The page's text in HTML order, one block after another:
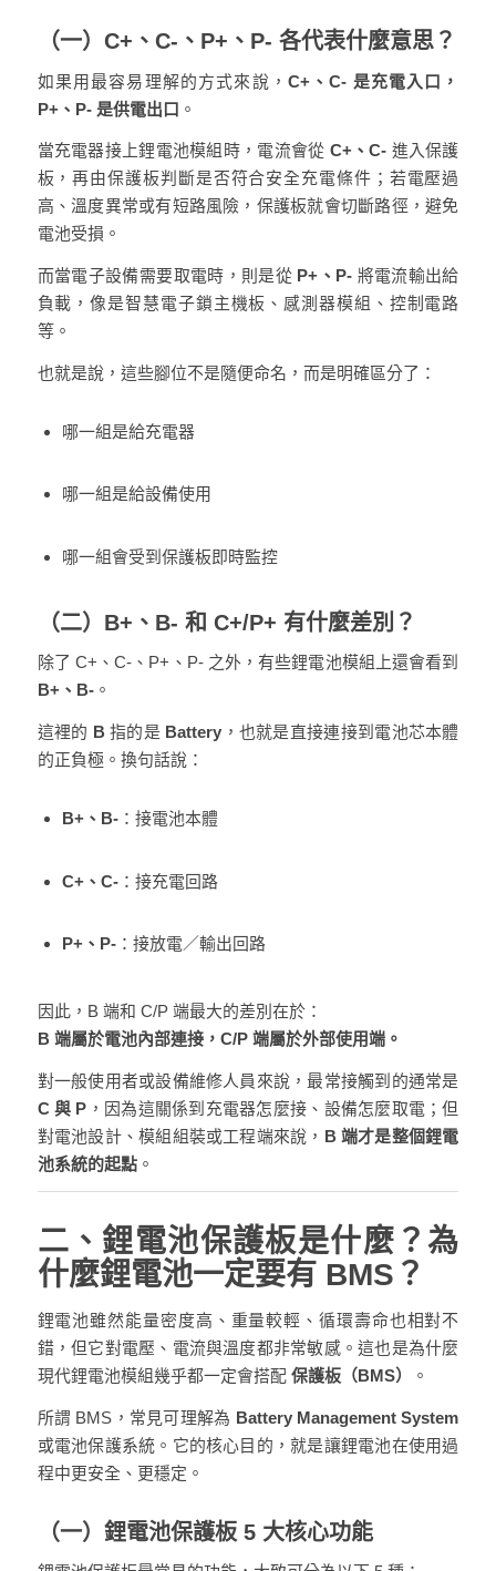
（一）C+、C-、P+、P- 各代表什麼意思？
如果用最容易理解的方式來說，C+、C- 是充電入口，
P+、P- 是供電出口 。
當充電器接上鋰電池模組時，電流會從 C+、C- 進入保護
板，再由保護板判斷是否符合安全充電條件；若電壓過
高、溫度異常或有短路風險，保護板就會切斷路徑，避免
電池受損。
而當電子設備需要取電時，則是從 P+、P- 將電流輸出給
負載，像是智慧電子鎖主機板、感測器模組、控制電路
等。
也就是說，這些腳位不是隨便命名，而是明確區分了：
哪一組是給充電器
哪一組是給設備使用
哪一組會受到保護板即時監控
（二）B+、B- 和 C+/P+ 有什麼差別？
除了 C+、C-、P+、P- 之外，有些鋰電池模組上還會看到
B+、B-。
這裡的 B 指的是 Battery ，也就是直接連接到電池芯本體
的正負極。換句話說：
B+、B-：接電池本體
C+、C-：接充電回路
P+、P-：接放電／輸出回路
因此，B 端和 C/P 端最大的差別在於：
B 端屬於電池內部連接，C/P 端屬於外部使用端。
對一般使用者或設備維修人員來說，最常接觸到的通常是
C 與 P ，因為這關係到充電器怎麼接、設備怎麼取電；但
對電池設計、模組組裝或工程端來說， B 端才是整個鋰電
池系統的起點。
二、鋰電池保護板是什麼？為
什麼鋰電池一定要有 BMS？
鋰電池雖然能量密度高、重量較輕、循環壽命也相對不
錯，但它對電壓、電流與溫度都非常敏感。這也是為什麼
現代鋰電池模組幾乎都一定會搭配 保護板（BMS） 。
所謂 BMS，常見可理解為 Battery Management System
或電池保護系統。它的核心目的，就是讓鋰電池在使用過
程中更安全、更穩定。
（一）鋰電池保護板 5 大核心功能